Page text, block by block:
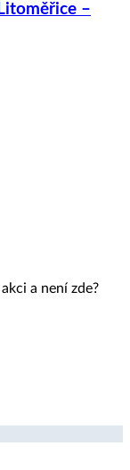
–
a není zde?